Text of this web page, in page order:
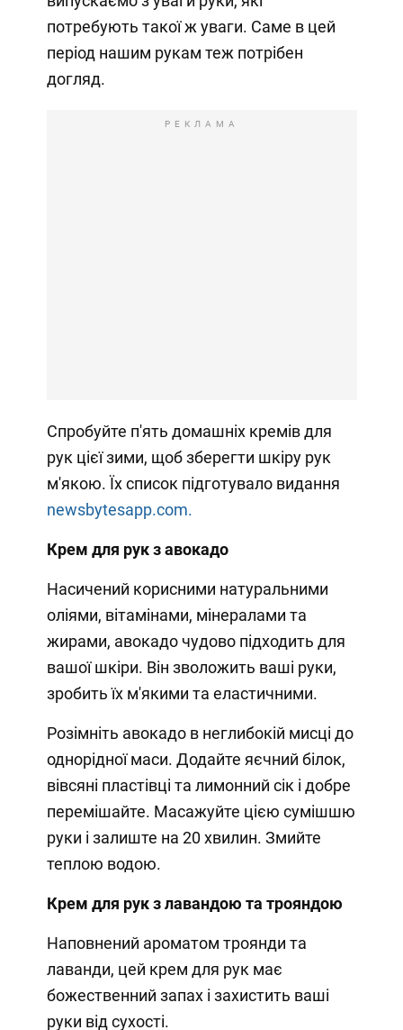
потребують такої ж уваги. Саме в цей
період нашим рукам теж потрібен
догляд.
РЕКЛАМА
Спробуйте п'ять домашніх кремів для
рук цієї зими, щоб зберегти шкіру рук
м'якою. Їх список підготувало видання
newsbytesapp.com.
Крем для рук з авокадо
Насичений корисними натуральними
оліями, вітамінами, мінералами та
жирами, авокадо чудово підходить для
вашої шкіри. Він зволожить ваші руки,
зробить їх м'якими та еластичними.
Розімніть авокадо в неглибокій мисці до
однорідної маси. Додайте яєчний білок,
вівсяні пластівці та лимонний сік і добре
перемішайте. Масажуйте цією сумішшю
руки і залиште на 20 хвилин. Змийте
теплою водою.
Крем для рук з лавандою та трояндою
Наповнений ароматом троянди та
лаванди, цей крем для рук має
божественний запах і захистить ваші
руки від сухості.